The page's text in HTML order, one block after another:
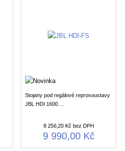
Stojany pod regálové reprosoustavy
JBL HDI 1600 ...
8 256,20 Kč bez DPH
9 990,00 Kč